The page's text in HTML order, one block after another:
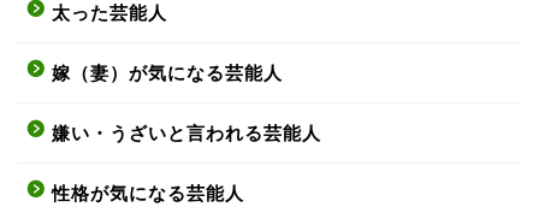
太った芸能人
嫁（妻）が気になる芸能人
嫌い・うざいと言われる芸能人
性格が気になる芸能人